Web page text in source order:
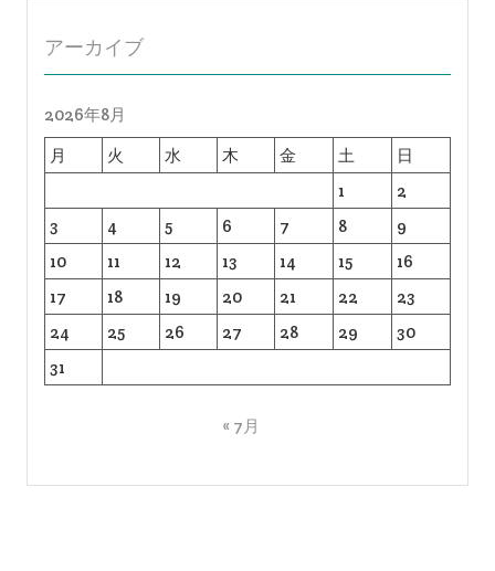
アーカイブ
2026年8月
月
火 水 木 金 土
日
1
2
3
4 5 6 7 8
9
10
11 12 13 14 15
16
17
18 19 20 21 22
23
24
25 26 27 28 29
30
31
« 7月